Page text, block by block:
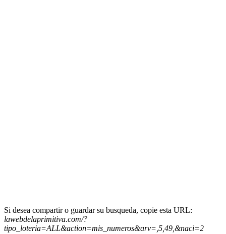
Si desea compartir o guardar su busqueda, copie esta URL:
lawebdelaprimitiva.com/?
tipo_loteria=ALL&action=mis_numeros&arv=,5,49,&naci=2